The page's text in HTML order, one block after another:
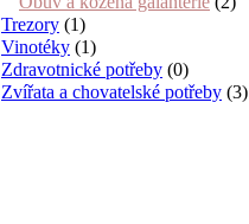
Trezory (1)
Vinotéky (1)
Zdravotnické potřeby (0)
Zvířata a chovatelské potřeby (3)